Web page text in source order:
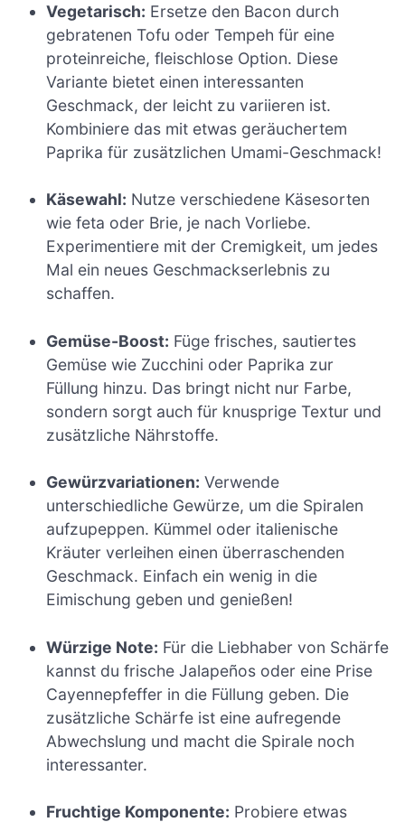
Vegetarisch: Ersetze den Bacon durch
gebratenen Tofu oder Tempeh für eine
proteinreiche, fleischlose Option. Diese
Variante bietet einen interessanten
Geschmack, der leicht zu variieren ist.
Kombiniere das mit etwas geräuchertem
Paprika für zusätzlichen Umami-Geschmack!
Käsewahl: Nutze verschiedene Käsesorten
wie feta oder Brie, je nach Vorliebe.
Experimentiere mit der Cremigkeit, um jedes
Mal ein neues Geschmackserlebnis zu
schaffen.
Gemüse-Boost: Füge frisches, sautiertes
Gemüse wie Zucchini oder Paprika zur
Füllung hinzu. Das bringt nicht nur Farbe,
sondern sorgt auch für knusprige Textur und
zusätzliche Nährstoffe.
Gewürzvariationen: Verwende
unterschiedliche Gewürze, um die Spiralen
aufzupeppen. Kümmel oder italienische
Kräuter verleihen einen überraschenden
Geschmack. Einfach ein wenig in die
Eimischung geben und genießen!
Würzige Note: Für die Liebhaber von Schärfe
kannst du frische Jalapeños oder eine Prise
Cayennepfeffer in die Füllung geben. Die
zusätzliche Schärfe ist eine aufregende
Abwechslung und macht die Spirale noch
interessanter.
Fruchtige Komponente: Probiere etwas